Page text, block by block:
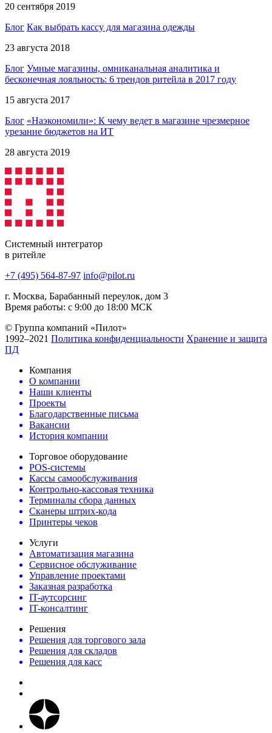
20 сентября 2019
Блог Как выбрать кассу для магазина одежды
23 августа 2018
Блог Умные магазины, омниканальная аналитика и
бесконечная лояльность: 6 трендов ритейла в 2017 году
15 августа 2017
Блог «Наэкономили»: К чему ведет в магазине чрезмерное
урезание бюджетов на ИТ
28 августа 2019
Системный интегратор
в ритейле
+7 (495) 564-87-97 info@pilot.ru
г. Москва, Барабанный переулок, дом 3
Время работы: с 9:00 до 18:00 МСК
© Группа компаний «Пилот»
1992–2021 Политика конфиденциальности Хранение и защита
ПД
Компания
О компании
Наши клиенты
Проекты
Благодарственные письма
Вакансии
История компании
Торговое оборудование
POS-системы
Кассы самообслуживания
Контрольно-кассовая техника
Терминалы сбора данных
Сканеры штрих-кода
Принтеры чеков
Услуги
Автоматизация магазина
Сервисное обслуживание
Управление проектами
Заказная разработка
IT-аутсорсинг
IT-консалтинг
Решения
Решения для торгового зала
Решения для складов
Решения для касс